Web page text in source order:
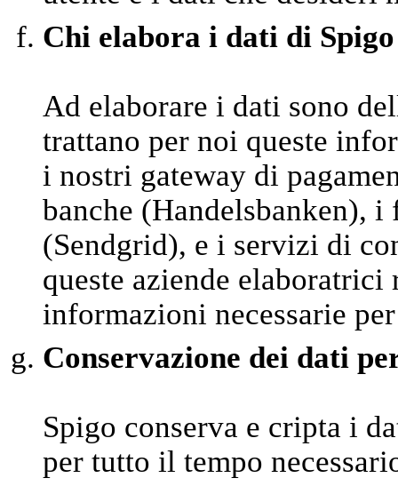
Chi elabora i dati di Spigo
Ad elaborare i dati sono
trattano per noi queste
i nostri gateway di
banche (Handelsbanken),
(Sendgrid), e i servizi di
queste aziende
informazioni necessarie
Conservazione dei dati
Spigo conserva e cripta i
per tutto il tempo